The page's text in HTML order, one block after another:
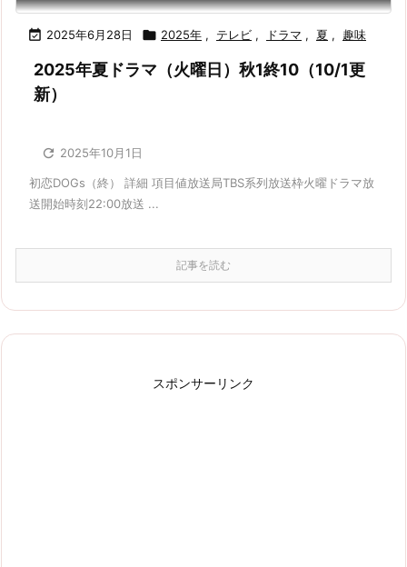
 2025年6月28日  2025年 , テレビ , ドラマ , 夏 , 趣味
2025年夏ドラマ（火曜日）秋1終10（10/1更
新）
 2025年10月1日
初恋DOGs（終） 詳細 項目値放送局TBS系列放送枠火曜ドラマ放
送開始時刻22:00放送 ...
記事を読む
スポンサーリンク